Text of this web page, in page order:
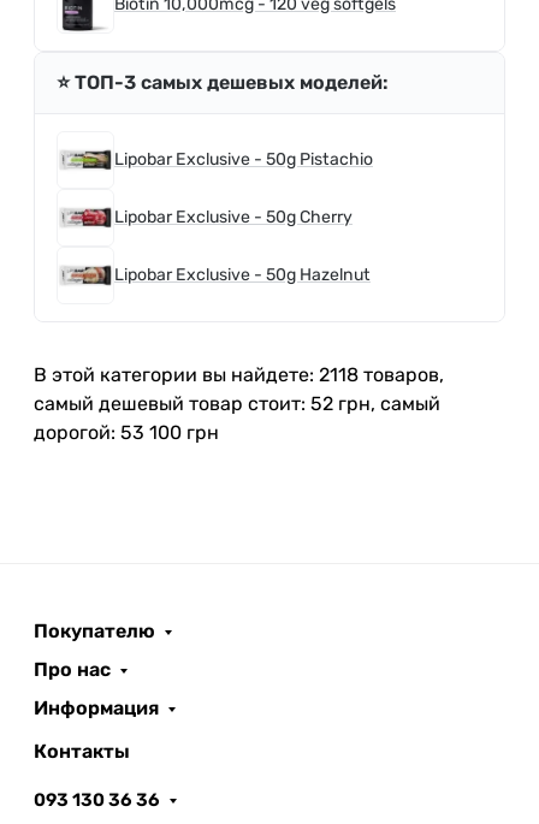
Biotin 10,000mcg - 120 veg softgels
⭐️ ТОП-3 самых дешевых моделей:
Lipobar Exclusive - 50g Pistachio
Lipobar Exclusive - 50g Cherry
Lipobar Exclusive - 50g Hazelnut
В этой категории вы найдете: 2118 товаров,
самый дешевый товар стоит: 52 грн, самый
дорогой: 53 100 грн
Покупателю
Про нас
Информация
Контакты
093 130 36 36